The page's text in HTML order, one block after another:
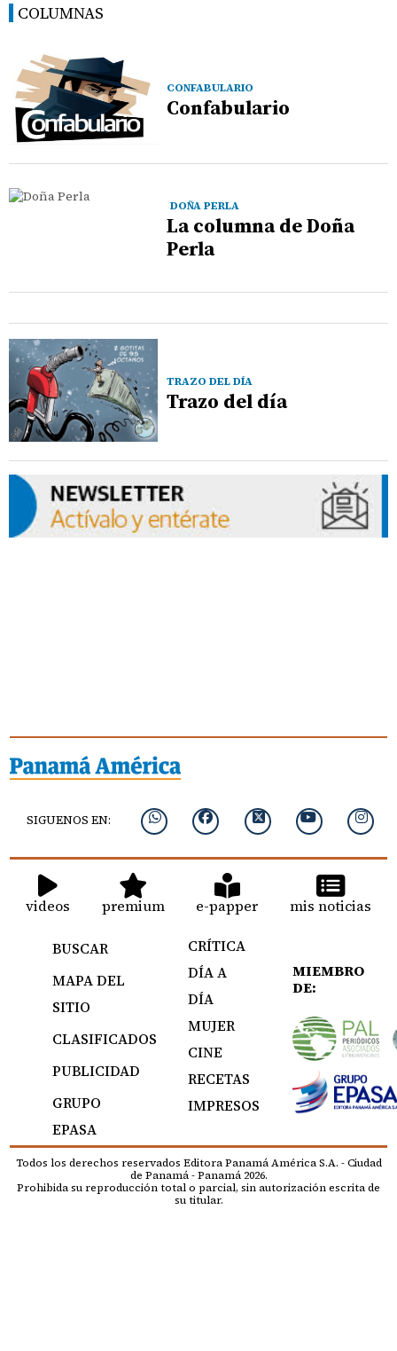
COLUMNAS
CONFABULARIO
Confabulario
DOÑA PERLA
La columna de Doña
Perla
TRAZO DEL DÍA
Trazo del día
SIGUENOS EN:
videos premium e-papper mis noticias
BUSCAR
MAPA DEL
SITIO
CLASIFICADOS
PUBLICIDAD
GRUPO
EPASA
CRÍTICA
DÍA A
DÍA
MUJER
CINE
RECETAS
IMPRESOS
MIEMBRO
DE:
Todos los derechos reservados Editora Panamá América S.A. - Ciudad
de Panamá - Panamá 2026.
Prohibida su reproducción total o parcial, sin autorización escrita de
su titular.